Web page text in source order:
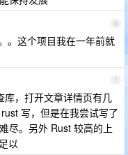
6
。这个项目我在一年前就
7
，打开文章详情页有几
写，但是在我尝试写了
尽。另外 Rust 较高的上
以